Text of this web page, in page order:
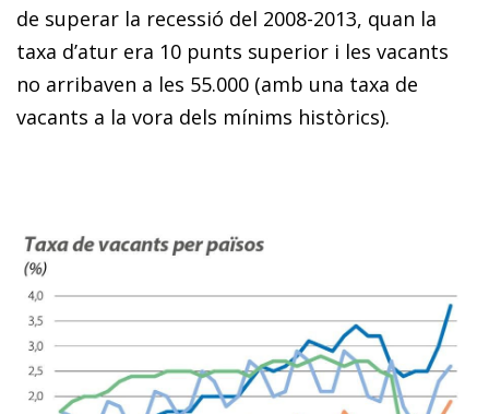
de superar la recessió del 2008-2013, quan la
taxa d’atur era 10 punts superior i les vacants
no arribaven a les 55.000 (amb una taxa de
vacants a la vora dels mínims històrics).